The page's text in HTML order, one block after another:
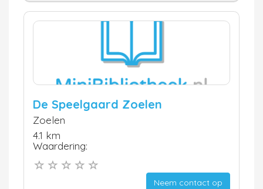
De Speelgaard Zoelen
Zoelen
4.1 km
Waardering:
Neem contact op